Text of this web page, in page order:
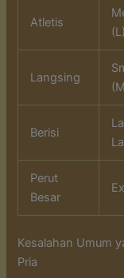
Atletis
(L)
Langsing
Berisi
Perut
Besar
Kesalahan Umum
Pria